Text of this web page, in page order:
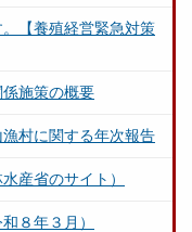
【養殖経営緊急対策
施策の概要
村に関する年次報告
産省のサイト）
８年３月）